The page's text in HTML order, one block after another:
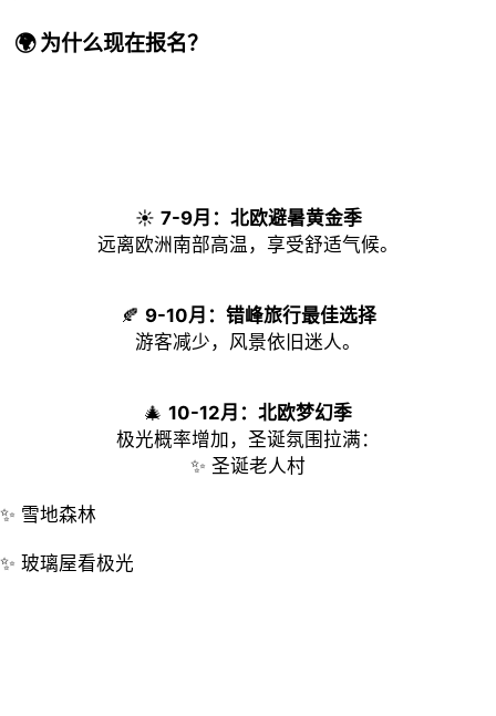
🌍 为什么现在报名？
☀️ 7-9月：北欧避暑黄金季
远离欧洲南部高温，享受舒适气候。
🍂 9-10月：错峰旅行最佳选择
游客减少，风景依旧迷人。
🎄 10-12月：北欧梦幻季
极光概率增加，圣诞氛围拉满：
✨ 圣诞老人村
✨ 雪地森林
✨ 玻璃屋看极光